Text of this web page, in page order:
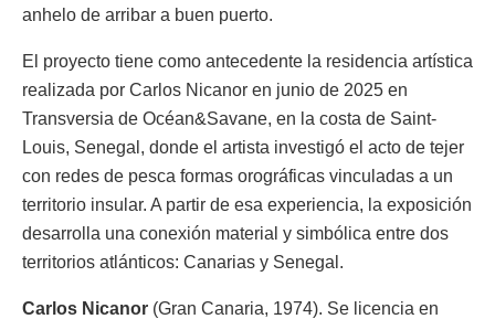
anhelo de arribar a buen puerto.
El proyecto tiene como antecedente la residencia artística
realizada por Carlos Nicanor en junio de 2025 en
Transversia de Océan&Savane, en la costa de Saint-
Louis, Senegal, donde el artista investigó el acto de tejer
con redes de pesca formas orográficas vinculadas a un
territorio insular. A partir de esa experiencia, la exposición
desarrolla una conexión material y simbólica entre dos
territorios atlánticos: Canarias y Senegal.
Carlos Nicanor (Gran Canaria, 1974). Se licencia en